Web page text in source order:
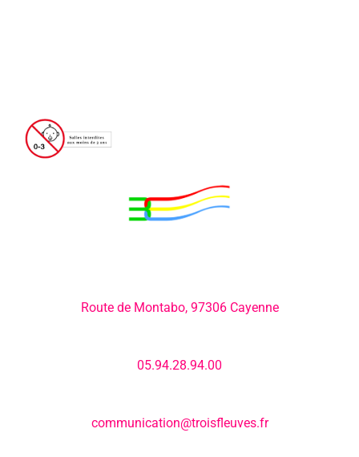
Route de Montabo, 97306 Cayenne
05.94.28.94.00
communication@troisfleuves.fr